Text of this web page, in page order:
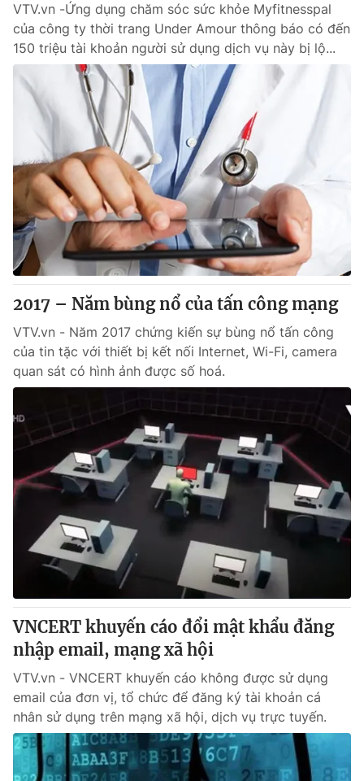
VTV.vn -Ứng dụng chăm sóc sức khỏe Myfitnesspal
của công ty thời trang Under Amour thông báo có đến
150 triệu tài khoản người sử dụng dịch vụ này bị lộ...
2017 – Năm bùng nổ của tấn công mạng
VTV.vn - Năm 2017 chứng kiến sự bùng nổ tấn công
của tin tặc với thiết bị kết nối Internet, Wi-Fi, camera
quan sát có hình ảnh được số hoá.
VNCERT khuyến cáo đổi mật khẩu đăng
nhập email, mạng xã hội
VTV.vn - VNCERT khuyến cáo không được sử dụng
email của đơn vị, tổ chức để đăng ký tài khoản cá
nhân sử dụng trên mạng xã hội, dịch vụ trực tuyến.